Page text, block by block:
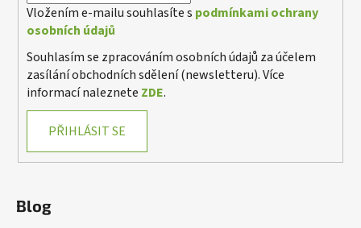
Vložením e-mailu souhlasíte s podmínkami ochrany
osobních údajů
Souhlasím se zpracováním osobních údajů za účelem
zasílání obchodních sdělení (newsletteru). Více
informací naleznete ZDE.
PŘIHLÁSIT SE
Blog